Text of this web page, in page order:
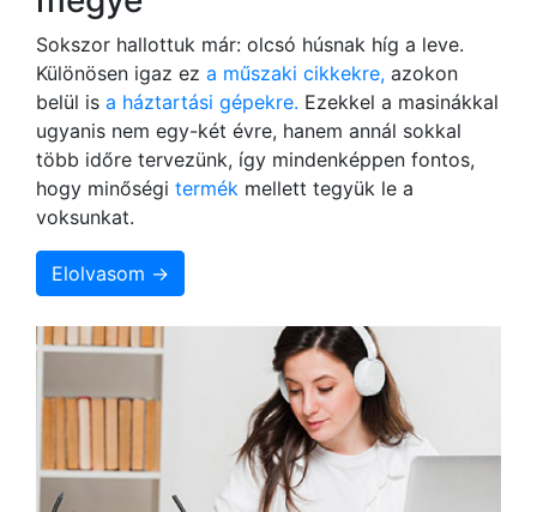
Sokszor hallottuk már: olcsó húsnak híg a leve.
Különösen igaz ez a műszaki cikkekre, azokon
belül is a háztartási gépekre. Ezekkel a masinákkal
ugyanis nem egy-két évre, hanem annál sokkal
több időre tervezünk, így mindenképpen fontos,
hogy minőségi termék mellett tegyük le a
voksunkat.
Elolvasom →